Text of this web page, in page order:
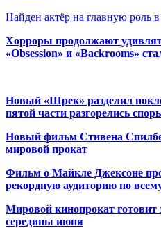
Найден актёр на главную роль
Хорроры продолжают
«Obsession» и «Backrooms»
Новый «Шрек» разделил
пятой части разгорелись
Новый фильм Стивена
мировой прокат
Фильм о Майкле Джексоне
рекордную аудиторию по
Мировой кинопрокат
середины июня